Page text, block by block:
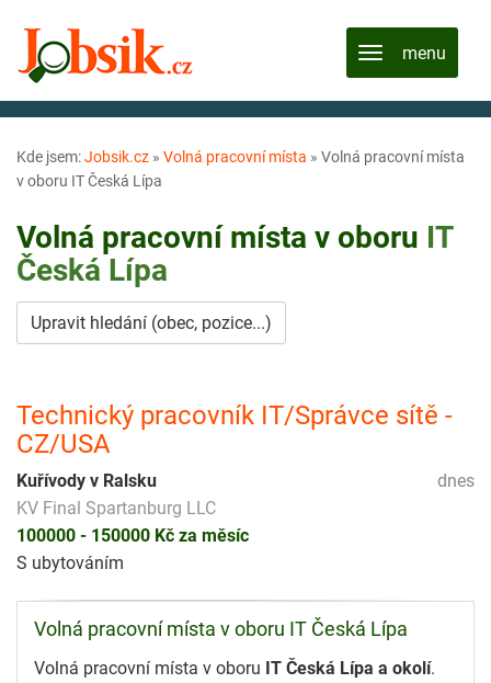
Kde jsem:Jobsik.cz » Volná pracovní místa » Volná pracovní místa
v oboru IT Česká Lípa
Volná pracovní místa v oboru IT
Česká Lípa
Upravit hledání (obec, pozice...)
Technický pracovník IT/Správce sítě -
CZ/USA
dnes
Kuřívody v Ralsku
KV Final Spartanburg LLC
100000 - 150000 Kč za měsíc
S ubytováním
Volná pracovní místa v oboru IT Česká Lípa
Volná pracovní místa v oboru IT Česká Lípa a okolí.